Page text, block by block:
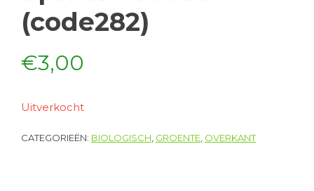
(code282)
€3,00
Uitverkocht
CATEGORIEËN: BIOLOGISCH GROENTE OVERKANT